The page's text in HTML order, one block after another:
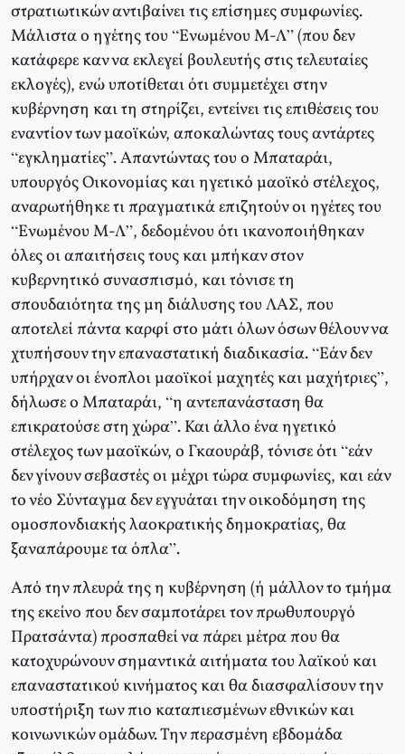
στρατιωτικών αντιβαίνει τις επίσημες συμφωνίες.
Μάλιστα ο ηγέτης του “Ενωμένου Μ-Λ” (που δεν
κατάφερε καν να εκλεγεί βουλευτής στις τελευταίες
εκλογές), ενώ υποτίθεται ότι συμμετέχει στην
κυβέρνηση και τη στηρίζει, εντείνει τις επιθέσεις του
εναντίον των μαοϊκών, αποκαλώντας τους αντάρτες
“εγκληματίες”. Απαντώντας του ο Μπαταράι,
υπουργός Οικονομίας και ηγετικό μαοϊκό στέλεχος,
αναρωτήθηκε τι πραγματικά επιζητούν οι ηγέτες του
“Ενωμένου Μ-Λ”, δεδομένου ότι ικανοποιήθηκαν
όλες οι απαιτήσεις τους και μπήκαν στον
κυβερνητικό συνασπισμό, και τόνισε τη
σπουδαιότητα της μη διάλυσης του ΛΑΣ, που
αποτελεί πάντα καρφί στο μάτι όλων όσων θέλουν να
χτυπήσουν την επαναστατική διαδικασία. “Εάν δεν
υπήρχαν οι ένοπλοι μαοϊκοί μαχητές και μαχήτριες”,
δήλωσε ο Μπαταράι, “η αντεπανάσταση θα
επικρατούσε στη χώρα”. Και άλλο ένα ηγετικό
στέλεχος των μαοϊκών, ο Γκαουράβ, τόνισε ότι “εάν
δεν γίνουν σεβαστές οι μέχρι τώρα συμφωνίες, και εάν
το νέο Σύνταγμα δεν εγγυάται την οικοδόμηση της
ομοσπονδιακής λαοκρατικής δημοκρατίας, θα
ξαναπάρουμε τα όπλα”.
Από την πλευρά της η κυβέρνηση (ή μάλλον το τμήμα
της εκείνο που δεν σαμποτάρει τον πρωθυπουργό
Πρατσάντα) προσπαθεί να πάρει μέτρα που θα
κατοχυρώνουν σημαντικά αιτήματα του λαϊκού και
επαναστατικού κινήματος και θα διασφαλίσουν την
υποστήριξη των πιο καταπιεσμένων εθνικών και
κοινωνικών ομάδων. Την περασμένη εβδομάδα